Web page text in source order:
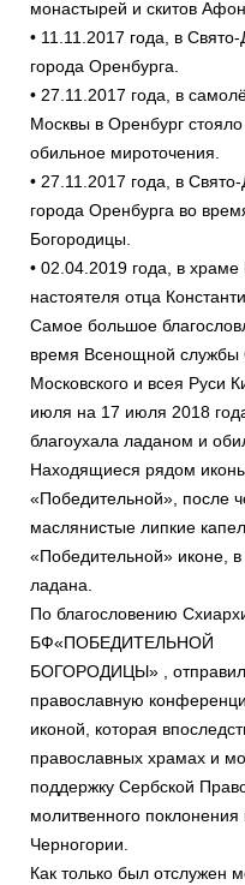
монастырей и скитов
• 11.11.2017 года, в
города Оренбурга.
• 27.11.2017 года, в
Москвы в Оренбург
обильное мироточения.
• 27.11.2017 года, в
города Оренбурга во
Богородицы.
• 02.04.2019 года, в
настоятеля отца
Самое большое
время Всенощной службы
Московского и всея Руси
июля на 17 июля 2018
благоухала ладаном и
Находящиеся рядом
«Победительной», после
маслянистые липкие
«Победительной» иконе, в
ладана.
По благословению
БФ«ПОБЕДИТЕЛЬНОЙ
БОГОРОДИЦЫ» ,
православную
иконой, которая
православных храмах и
поддержку Сербской
молитвенного
Черногории.
Как только был отслужен